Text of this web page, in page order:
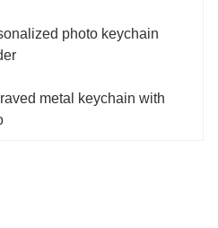
photo keychain
metal keychain with